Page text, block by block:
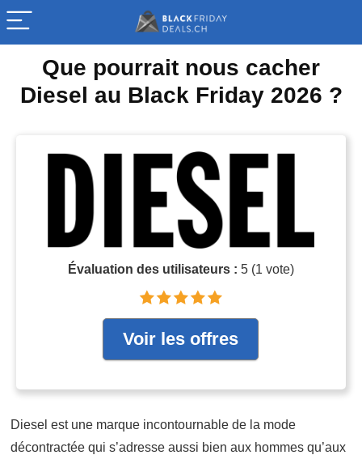
Que pourrait nous cacher
Diesel au Black Friday 2026 ?
Évaluation des utilisateurs : 5 (1 vote)
Voir les offres
Diesel est une marque incontournable de la mode
décontractée qui s’adresse aussi bien aux hommes qu’aux